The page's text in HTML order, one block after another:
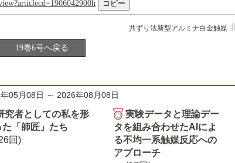
共ずり法新型アルミナ白金触媒
19巻6号へ戻る
05月08日 ～ 2026年08月08日
究者としての私を形
た「師匠」たち
回)
実験データと理論デー
タを組み合わせたAIによ
る不均一系触媒反応への
アプローチ